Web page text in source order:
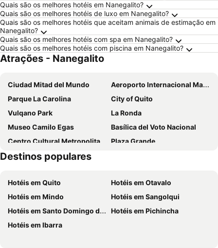
Quais são os melhores hotéis em Nanegalito?
Quais são os melhores hotéis de luxo em Nanegalito?
Quais são os melhores hotéis que aceitam animais de estimação em
Nanegalito?
Quais são os melhores hotéis com spa em Nanegalito?
Quais são os melhores hotéis com piscina em Nanegalito?
Atrações - Nanegalito
Ciudad Mitad del Mundo
Aeroporto Internacional Mariscal Sucre
Parque La Carolina
City of Quito
Vulqano Park
La Ronda
Museo Camilo Egas
Basílica del Voto Nacional
Centro Cultural Metropolitano
Plaza Grande
Catedral Metropolitana
Destinos populares
Hotéis em Quito
Hotéis em Otavalo
Hotéis em Mindo
Hotéis em Sangolqui
Hotéis em Santo Domingo de los Colorados
Hotéis em Pichincha
Hotéis em Ibarra